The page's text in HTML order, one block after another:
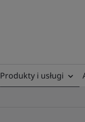
Produkty i usługi